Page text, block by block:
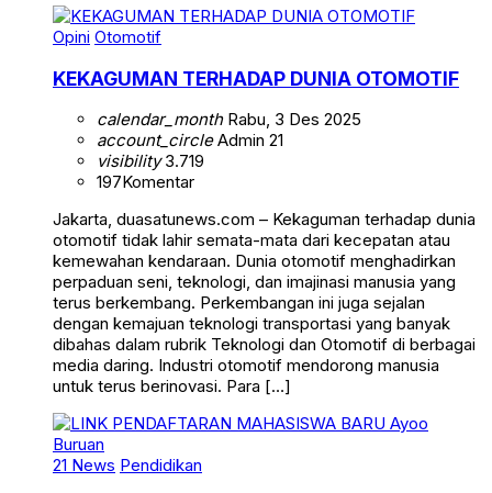
Opini Otomotif
KEKAGUMAN TERHADAP DUNIA OTOMOTIF
calendar_monthRabu, 3 Des 2025
account_circleAdmin 21
visibility3.719
197Komentar
Jakarta, duasatunews.com – Kekaguman terhadap dunia
otomotif tidak lahir semata-mata dari kecepatan atau
kemewahan kendaraan. Dunia otomotif menghadirkan
perpaduan seni, teknologi, dan imajinasi manusia yang
terus berkembang. Perkembangan ini juga sejalan
dengan kemajuan teknologi transportasi yang banyak
dibahas dalam rubrik Teknologi dan Otomotif di berbagai
media daring. Industri otomotif mendorong manusia
untuk terus berinovasi. Para […]
21 News Pendidikan